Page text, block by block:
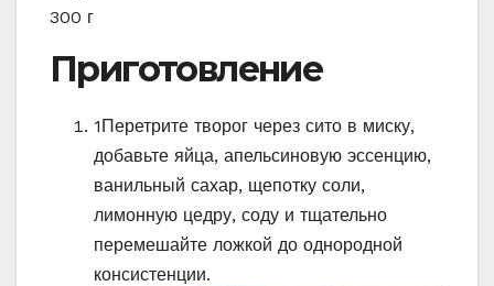
300 г
Приготовление
1Перетрите творог через сито в миску,
добавьте яйца, апельсиновую эссенцию,
ванильный сахар, щепотку соли,
лимонную цедру, соду и тщательно
перемешайте ложкой до однородной
консистенции.